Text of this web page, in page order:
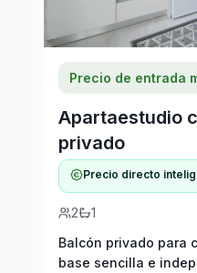
Precio de entrada
Apartaestudio
privado
Precio directo
2
1
Balcón privado para
base sencilla e